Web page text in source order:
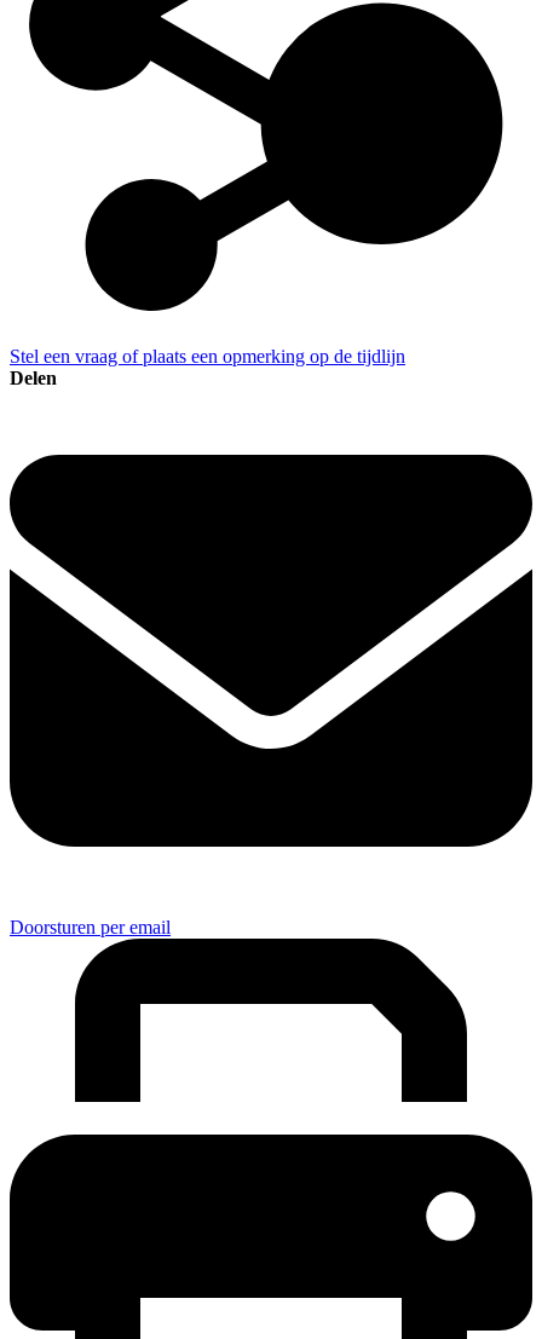
Stel een vraag of plaats een opmerking op de tijdlijn
Delen
Doorsturen per email